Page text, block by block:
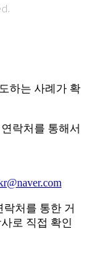
하는 사례가 확
락처를 통해서
처를 통한 거
로 직접 확인